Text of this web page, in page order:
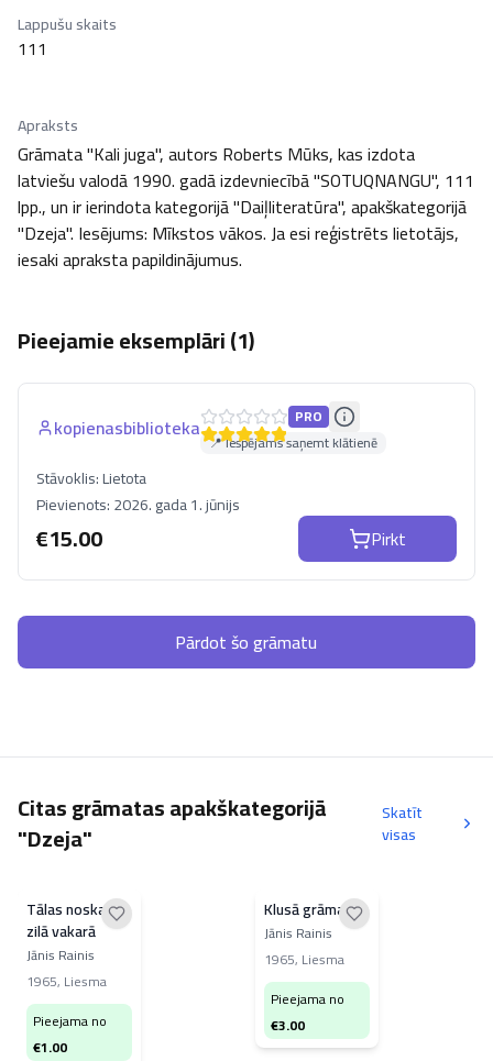
Lappušu skaits
111
Apraksts
Grāmata "Kali juga", autors Roberts Mūks, kas izdota
latviešu valodā 1990. gadā izdevniecībā "SOTUQNANGU", 111
lpp., un ir ierindota kategorijā "Daiļliteratūra", apakškategorijā
"Dzeja". Iesējums: Mīkstos vākos. Ja esi reģistrēts lietotājs,
iesaki apraksta papildinājumus.
Pieejamie eksemplāri (1)
kopienasbiblioteka
PRO
📍 Iespējams saņemt klātienē
Stāvoklis:Lietota
Pievienots:2026. gada 1. jūnijs
€15.00 Pirkt
Pārdot šo grāmatu
Citas grāmatas apakškategorijā
"Dzeja"
Skatīt
visas
Tālas noskaņas
zilā vakarā
Jānis Rainis
1965, Liesma
Pieejama no
€1.00
Klusā grāmata
Jānis Rainis
1965, Liesma
Pieejama no
€3.00